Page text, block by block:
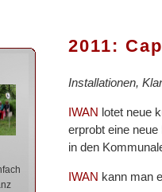
2011:
Installationen,
IWAN lotet neue
erprobt eine
in den
IWAN kann man